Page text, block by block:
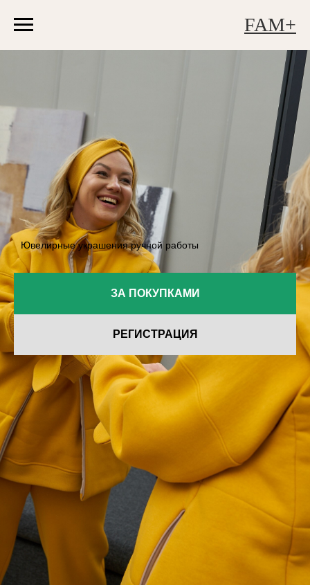
FAM+
Ювелирные украшения ручной работы
ЗА ПОКУПКАМИ
РЕГИСТРАЦИЯ